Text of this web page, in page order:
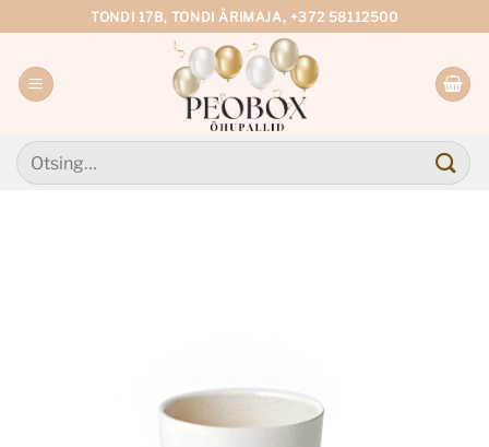
to
TONDI 17B, TONDI ÄRIMAJA, +372 58112500
Otsi: